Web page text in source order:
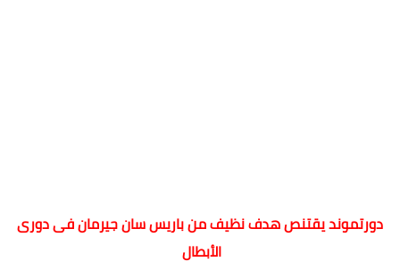
دورتموند يقتنص هدف نظيف من باريس سان جيرمان فى دورى
الأبطال